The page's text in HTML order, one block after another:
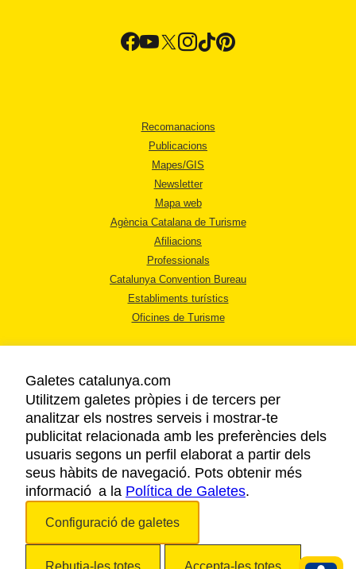
Recomanacions
Publicacions
Mapes/GIS
Newsletter
Mapa web
Agència Catalana de Turisme
Afiliacions
Professionals
Catalunya Convention Bureau
Establiments turístics
Oficines de Turisme
AVÍS LEGAL
POLÍTICA DE PRIVACITAT
COOKIES
ACCESSIBILITAT
Galetes catalunya.com
Utilitzem galetes pròpies i de tercers per
analitzar els nostres serveis i mostrar-te
publicitat relacionada amb les preferències dels
usuaris segons un perfil elaborat a partir dels
seus hàbits de navegació. Pots obtenir més
informació a la Política de Galetes.
Configuració de galetes
Rebutja-les totes Accepta-les totes